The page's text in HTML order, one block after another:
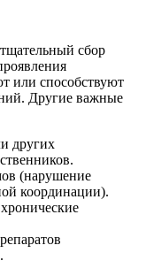
сбор
или способствуют
Другие важные
других
(нарушение
координации).